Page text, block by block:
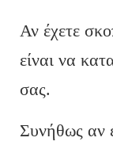
Αν έχετε
είναι να
σας.
Συνήθως αν